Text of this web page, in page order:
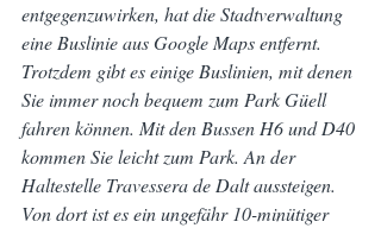
entgegenzuwirken, hat die Stadtverwaltung
eine Buslinie aus Google Maps entfernt.
Trotzdem gibt es einige Buslinien, mit denen
Sie immer noch bequem zum Park Güell
fahren können. Mit den Bussen H6 und D40
kommen Sie leicht zum Park. An der
Haltestelle Travessera de Dalt aussteigen.
Von dort ist es ein ungefähr 10-minütiger